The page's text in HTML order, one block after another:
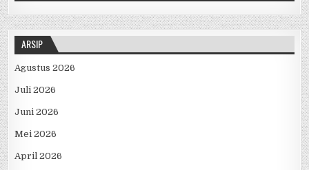
KOMENTAR TERBARU
ARSIP
Agustus 2026
Juli 2026
Juni 2026
Mei 2026